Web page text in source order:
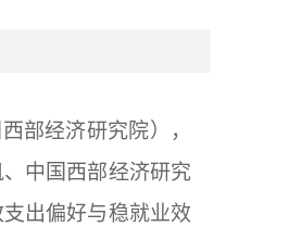
部经济研究院），
中国西部经济研究
出偏好与稳就业效